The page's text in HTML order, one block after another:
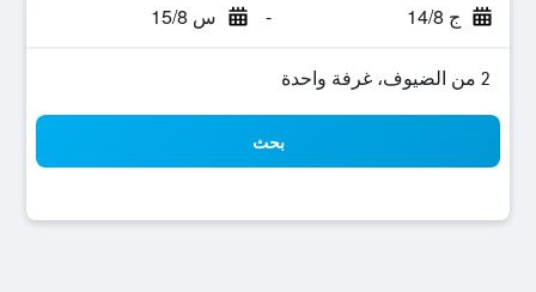
ج 14/8 - س 15/8
2 من الضيوف، غرفة واحدة
بحث